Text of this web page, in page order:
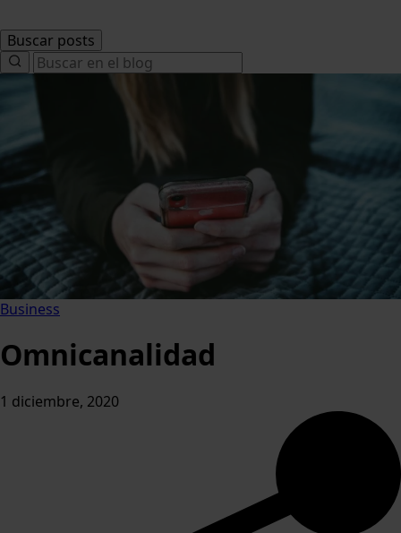
Buscar posts
Search
for:
Business
Omnicanalidad
1 diciembre, 2020